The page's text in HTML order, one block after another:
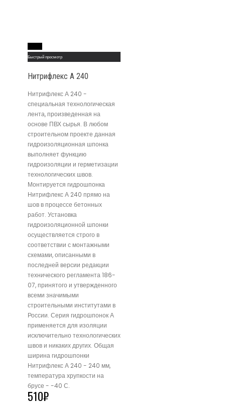
Быстрый просмотр
Нитрифлекс А 240
Нитрифлекс А 240 -
специальная технологическая
лента, произведенная на
основе ПВХ сырья. В любом
строительном проекте данная
гидроизоляционная шпонка
выполняет функцию
гидроизоляции и герметизации
технологических швов.
Монтируется гидрошпонка
Нитрифлекс А 240 прямо на
шов в процессе бетонных
работ. Установка
гидроизоляционной шпонки
осуществляется строго в
соответствии с монтажными
схемами, описанными в
последней версии редакции
технического регламента 186-
07, принятого и утвержденного
всеми значимыми
строительными институтами в
России. Серия гидрошпонок А
применяется для изоляции
исключительно технологических
швов и никаких других. Общая
ширина гидрошпонки
Нитрифлекс А 240 - 240 мм,
температура хрупкости на
брусе - -40 С.
510₽